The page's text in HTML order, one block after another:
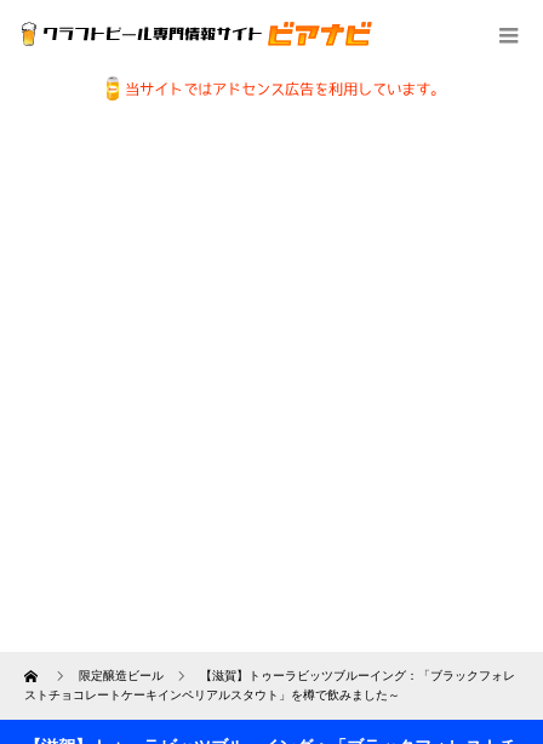
Home 限定醸造ビール
【滋賀】トゥーラビッツブルーイング：「ブラックフォレ
ストチョコレートケーキインペリアルスタウト」を樽で飲みました～